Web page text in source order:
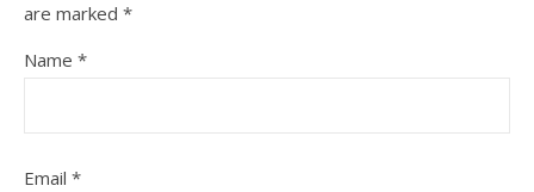
are marked *
Name *
Email *